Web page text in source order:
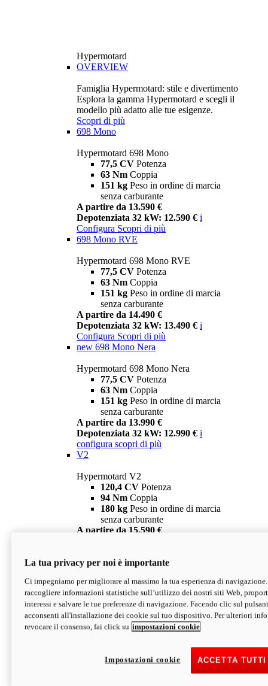
Hypermotard
OVERVIEW
Famiglia Hypermotard: stile e divertimento
Esplora la gamma Hypermotard e scegli il
modello più adatto alle tue esigenze.
Scopri di più
698 Mono
Hypermotard 698 Mono
77,5 CV Potenza
63 Nm Coppia
151 kg Peso in ordine di marcia
senza carburante
A partire da 13.590 €
Depotenziata 32 kW: 12.590 € i
Configura Scopri di più
698 Mono RVE
Hypermotard 698 Mono RVE
77,5 CV Potenza
63 Nm Coppia
151 kg Peso in ordine di marcia
senza carburante
A partire da 14.490 €
Depotenziata 32 kW: 13.490 € i
Configura Scopri di più
new 698 Mono Nera
Hypermotard 698 Mono Nera
77,5 CV Potenza
63 Nm Coppia
151 kg Peso in ordine di marcia
senza carburante
A partire da 13.990 €
Depotenziata 32 kW: 12.990 € i
configura scopri di più
V2
Hypermotard V2
120,4 CV Potenza
94 Nm Coppia
180 kg Peso in ordine di marcia
senza carburante
A partire da 15.590 €
V2 SP
Hypermotard V2 SP
120,4 CVPotenza
94 NmCoppia
177 kgPeso in ordine di marcia
senza carburante
Depotenziata 35 kW: 18.890 € i
configura scopri di più
La tua privacy per noi è importante
Ci impegniamo per migliorare al massimo la tua esperienza di
raccogliere informazioni statistiche sull’utilizzo dei nostri siti Web,
interessi e salvare le tue preferenze di navigazione. Facendo clic sul
acconsenti all'installazione dei cookie sul tuo dispositivo. Per ulteriori
revocare il consenso, fai click su impostazioni cookie
ACCETTA
Impostazioni cookie